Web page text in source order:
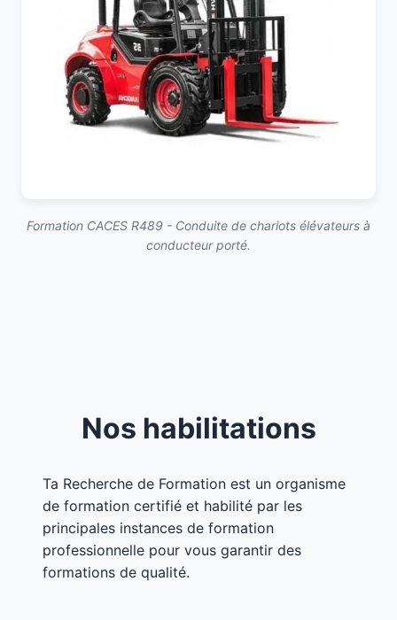
Formation CACES R489 - Conduite de chariots élévateurs à
conducteur porté.
Nos habilitations
Ta Recherche de Formation est un organisme
de formation certifié et habilité par les
principales instances de formation
professionnelle pour vous garantir des
formations de qualité.